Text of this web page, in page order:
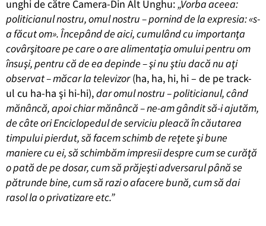
unghi de către Camera-Din Alt Unghu:„Vorba aceea:
politicianul nostru, omul nostru – pornind de la expresia: «s-
a făcut om». Începând de aici, cumulând cu importanţa
covârşitoare pe care o are alimentaţia omului pentru om
însuşi, pentru că de ea depinde – şi nu ştiu dacă nu aţi
observat – măcar la televizor(ha, ha, hi, hi – de pe track-
ul cu ha-ha şi hi-hi),dar omul nostru – politicianul, când
mănâncă, apoi chiar mănâncă – ne-am gândit să-i ajutăm,
de câte ori Enciclopedul de serviciu pleacă în căutarea
timpului pierdut, să facem schimb de reţete şi bune
maniere cu ei, să schimbăm impresii despre cum se curăţă
o pată de pe dosar, cum să prăjeşti adversarul până se
pătrunde bine, cum să razi o afacere bună, cum să dai
rasol la o privatizare etc.”